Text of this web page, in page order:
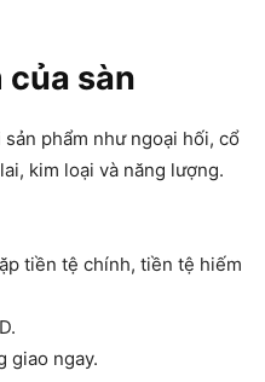
của sàn
phẩm như ngoại hối, cổ
kim loại và năng lượng.
tiền tệ chính, tiền tệ hiếm
giao ngay.